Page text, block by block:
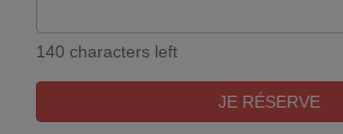
140 characters left